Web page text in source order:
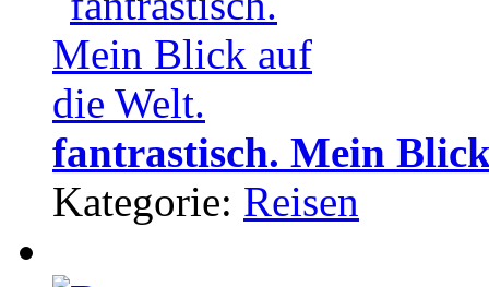
fantrastisch. Mein
Kategorie: Reisen